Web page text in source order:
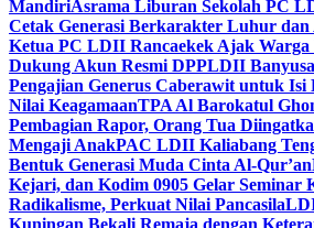
MandiriAsrama Liburan Sekolah PC
Cetak Generasi Berkarakter Luhur
Ketua PC LDII Rancaekek Ajak Warga
Dukung Akun Resmi DPPLDII
Pengajian Generus Caberawit untuk
Nilai KeagamaanTPA Al Barokatul
Pembagian Rapor, Orang Tua
Mengaji AnakPAC LDII Kaliabang
Bentuk Generasi Muda Cinta Al-Qur’an
Kejari, dan Kodim 0905 Gelar Seminar
Radikalisme, Perkuat Nilai Pancasila